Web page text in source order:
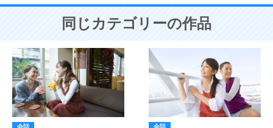
同じカテゴリーの作品
会話 会話